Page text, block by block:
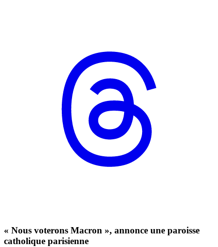
« Nous voterons Macron », annonce une paroisse
catholique parisienne